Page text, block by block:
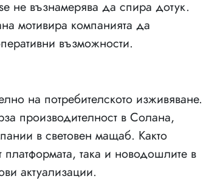
не възнамерява да спира дотук.
мотивира компанията да
възможности.
на потребителското изживяване.
производителност в Солана,
в световен мащаб. Както
така и новодошлите в
актуализации.